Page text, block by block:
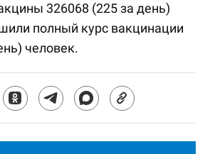
326068 (225 за день)
полный курс вакцинации
человек.